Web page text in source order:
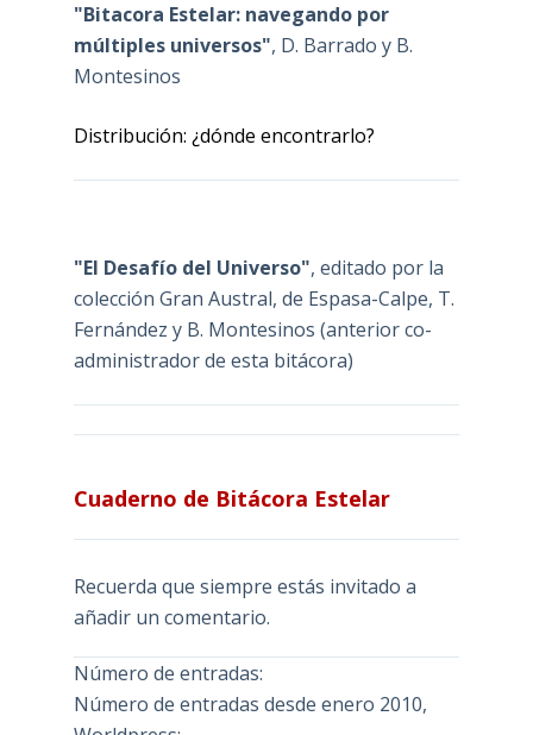
"Bitacora Estelar: navegando por
múltiples universos", D. Barrado y B.
Montesinos
Distribución: ¿dónde encontrarlo?
"El Desafío del Universo", editado por la
colección Gran Austral, de Espasa-Calpe, T.
Fernández y B. Montesinos (anterior co-
administrador de esta bitácora)
Cuaderno de Bitácora Estelar
Recuerda que siempre estás invitado a
añadir un comentario.
Número de entradas:
Número de entradas desde enero 2010,